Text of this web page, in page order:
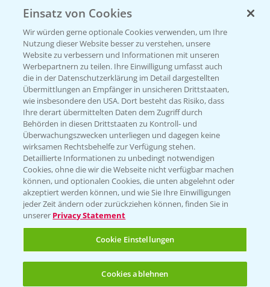
Sammelstellen und Termine
PRE - Chemikalien sicher entsorgen
Sammelstellen und Termine
Kontakt & Notfall
Beratung auf WhatsApp
T.+49 (0)174 346 564 1
KONTAKT
Hilfe in Notfällen
+49 (0)214/30-20220
Einsatz von Cookies
Wir würden gerne optionale Cookies verwenden, um Ihre
Nutzung dieser Website besser zu verstehen, unsere
Website zu verbessern und Informationen mit unseren
Werbepartnern zu teilen. Ihre Einwilligung umfasst auch
die in der Datenschutzerklärung im Detail dargestellten
Übermittlungen an Empfänger in unsicheren Drittstaaten,
wie insbesondere den USA. Dort besteht das Risiko, dass
Ihre derart übermittelten Daten dem Zugriff durch
Behörden in diesen Drittstaaten zu Kontroll- und
Überwachungszwecken unterliegen und dagegen keine
wirksamen Rechtsbehelfe zur Verfügung stehen.
Detaillierte Informationen zu unbedingt notwendigen
Cookies, ohne die wir die Webseite nicht verfügbar machen
können, und optionalen Cookies, die unten abgelehnt oder
akzeptiert werden können, und wie Sie Ihre Einwilligungen
jeder Zeit ändern oder zurückziehen können, finden Sie in
unserer Privacy Statement
Cookie Einstellungen
Cookies ablehnen